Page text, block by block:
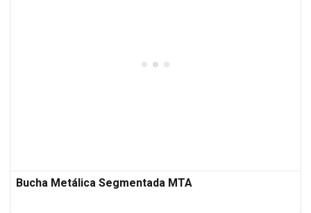
Bucha Metálica Segmentada MTA